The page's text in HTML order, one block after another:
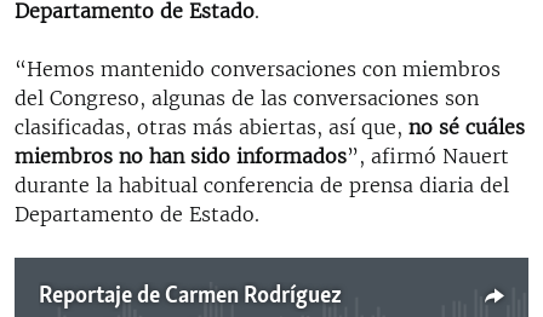
Departamento de Estado.
“Hemos mantenido conversaciones con miembros
del Congreso, algunas de las conversaciones son
clasificadas, otras más abiertas, así que, no sé cuáles
miembros no han sido informados”, afirmó Nauert
durante la habitual conferencia de prensa diaria del
Departamento de Estado.
Reportaje de Carmen Rodríguez